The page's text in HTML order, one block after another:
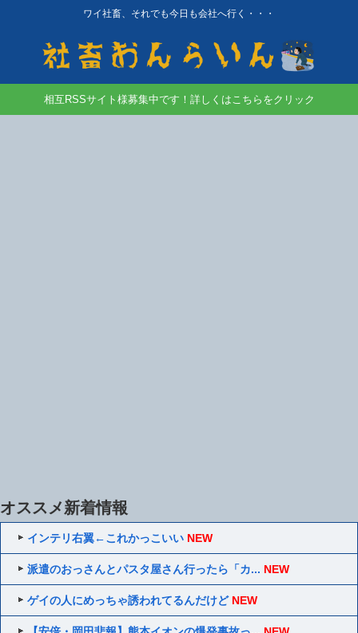
ワイ社畜、それでも今日も会社へ行く・・・
相互RSSサイト様募集中です！詳しくはこちらをクリック
オススメ新着情報
インテリ右翼←これかっこいい NEW
派遣のおっさんとパスタ屋さん行ったら「カ... NEW
ゲイの人にめっちゃ誘われてるんだけど NEW